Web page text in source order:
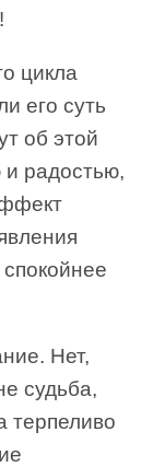
цикла
его суть
об этой
и радостью,
Нет,
судьба,
терпеливо